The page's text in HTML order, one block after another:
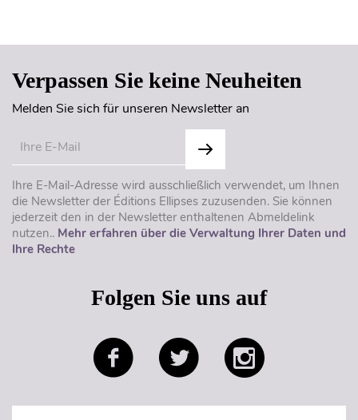
Verpassen Sie keine Neuheiten
Melden Sie sich für unseren Newsletter an
Ihre E-Mail-Adresse wird ausschließlich verwendet, um Ihnen
die Newsletter der Éditions Ellipses zuzusenden. Sie können
jederzeit den in der Newsletter enthaltenen Abmeldelink
nutzen.. Mehr erfahren über die Verwaltung Ihrer Daten und
Ihre Rechte
Folgen Sie uns auf